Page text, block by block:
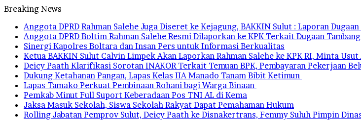
Breaking News
Anggota DPRD Rahman Salehe Juga Diseret ke Kejagung, BAKKIN Sulut : Laporan
Anggota DPRD Boltim Rahman Salehe Resmi Dilaporkan ke KPK Terkait Dugaan
Sinergi Kapolres Boltara dan Insan Pers untuk Informasi Berkualitas
Ketua BAKKIN Sulut Calvin Limpek Akan Laporkan Rahman Salehe ke KPK RI, Minta
Deicy Paath Klarifikasi Sorotan INAKOR Terkait Temuan BPK, Pembayaran Pekerjaan
Dukung Ketahanan Pangan, Lapas Kelas IIA Manado Tanam Bibit Ketimun
Lapas Tamako Perkuat Pembinaan Rohani bagi Warga Binaan
Pemkab Minut Full Suport Keberadaan Pos TNI AL di Kema
Jaksa Masuk Sekolah, Siswa Sekolah Rakyat Dapat Pemahaman Hukum
Rolling Jabatan Pemprov Sulut, Deicy Paath ke Disnakertrans, Femmy Suluh Pimpin